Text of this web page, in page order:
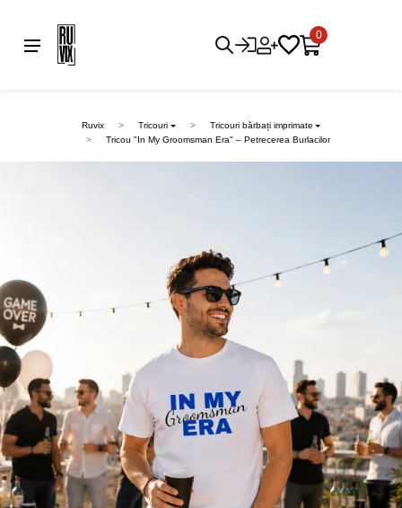
0
Ruvix Tricouri
Tricouri bărbați imprimate
Tricou "In My Groomsman Era" – Petrecerea Burlacilor